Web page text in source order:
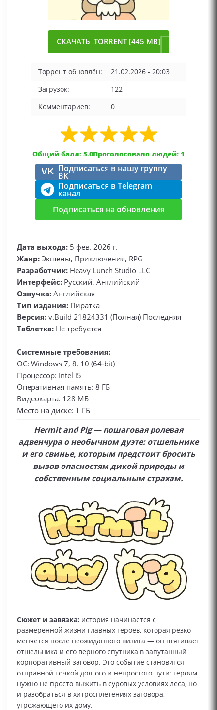
СКАЧАТЬ .TORRENT [445 MB]
Торрент обновлён:
21.02.2026 - 20:03
Загрузок:
122
Комментариев:
0
Общий балл: 5.0Проголосовало людей: 1
VK Подписаться в нашу группу
ВК
Подписаться в Telegram
канал
Подписаться на обновления
Дата выхода: 5 фев. 2026 г.
Жанр: Экшены, Приключения, RPG
Разработчик: Heavy Lunch Studio LLC
Интерфейс: Русский, Английский
Озвучка: Английская
Тип издания: Пиратка
Версия: v.Build 21824331 (Полная) Последняя
Таблетка: Не требуется
Системные требования:
ОС: Windows 7, 8, 10 (64-bit)
Процессор: Intel i5
Оперативная память: 8 ГБ
Видеокарта: 128 МБ
Место на диске: 1 ГБ
Hermit and Pig — пошаговая ролевая
адвенчура о необычном дуэте: отшельнике
и его свинье, которым предстоит бросить
вызов опасностям дикой природы и
собственным социальным страхам.
Сюжет и завязка: история начинается с
размеренной жизни главных героев, которая резко
меняется после неожиданного визита — он втягивает
отшельника и его верного спутника в запутанный
корпоративный заговор. Это событие становится
отправной точкой долгого и непростого пути: героям
нужно не просто выжить в суровых условиях леса, но
и разобраться в хитросплетениях заговора,
угрожающего их дому.